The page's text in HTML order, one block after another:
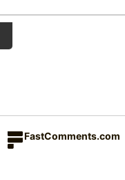
FastComments.com